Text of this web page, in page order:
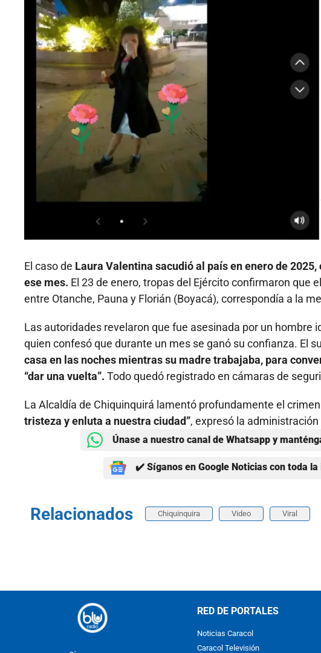
El caso de Laura Valentina sacudió al país en enero de
ese mes. El 23 de enero, tropas del Ejército confirmaron que
entre Otanche, Pauna y Florián (Boyacá), correspondía a la
Las autoridades revelaron que fue asesinada por un hombre
quien confesó que durante un mes se ganó su confianza. El
casa en las noches mientras su madre trabajaba, para
“dar una vuelta”. Todo quedó registrado en cámaras de
La Alcaldía de Chiquinquirá lamentó profundamente el
tristeza y enluta a nuestra ciudad”, expresó la
Únase a nuestro canal de Whatsapp y
✔️ Síganos en Google Noticias con toda
Relacionados Chiquinquira Video Viral
RED DE PORTALES
Noticias Caracol
Caracol Televisión